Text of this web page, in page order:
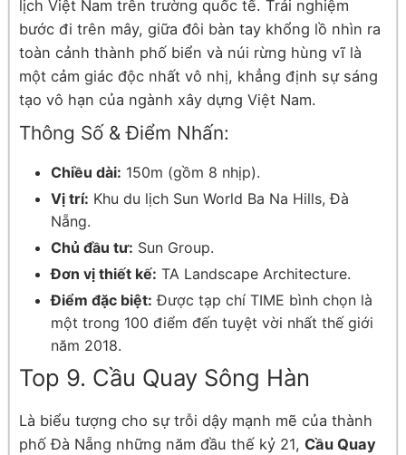
lịch Việt Nam trên trường quốc tế. Trải nghiệm
bước đi trên mây, giữa đôi bàn tay khổng lồ nhìn ra
toàn cảnh thành phố biển và núi rừng hùng vĩ là
một cảm giác độc nhất vô nhị, khẳng định sự sáng
tạo vô hạn của ngành xây dựng Việt Nam.
Thông Số & Điểm Nhấn:
Chiều dài: 150m (gồm 8 nhịp).
Vị trí: Khu du lịch Sun World Ba Na Hills, Đà
Nẵng.
Chủ đầu tư: Sun Group.
Đơn vị thiết kế: TA Landscape Architecture.
Điểm đặc biệt: Được tạp chí TIME bình chọn là
một trong 100 điểm đến tuyệt vời nhất thế giới
năm 2018.
Top 9. Cầu Quay Sông Hàn
Là biểu tượng cho sự trỗi dậy mạnh mẽ của thành
phố Đà Nẵng những năm đầu thế kỷ 21, Cầu Quay